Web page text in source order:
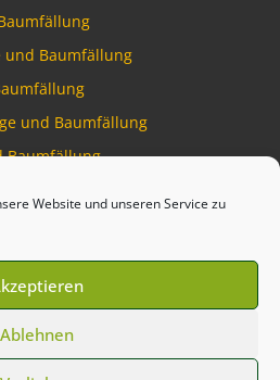
Website und unseren Service zu
Ablehnen
und Baumfällung
und Baumfällung
Baumfällung
by Talking Pixel